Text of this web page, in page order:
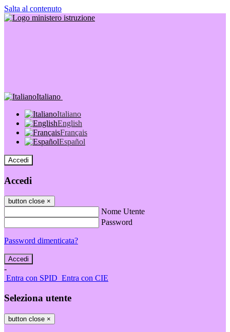
Salta al contenuto
Italiano
Italiano
English
Français
Español
Accedi
Accedi
button close ×
Nome Utente
Password
Password dimenticata?
-
Entra con SPID Entra con CIE
Seleziona utente
button close ×